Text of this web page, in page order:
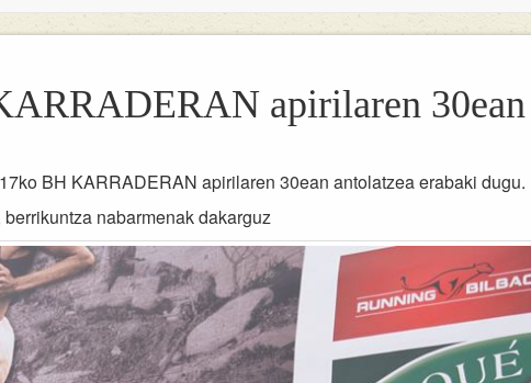
apirilaren 30ean
BH KARRADERAN apirilaren 30ean antolatzea erabaki dugu.
nabarmenak dakarguz